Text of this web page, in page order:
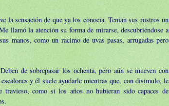
la sensación de que ya los conocía. Tenían sus rostros un
llamó la atención su forma de mirarse, descubriéndose a
manos, como un racimo de uvas pasas, arrugadas pero
de sobrepasar los ochenta, pero aún se mueven con
y él suele ayudarle mientras que, con disimulo, le
como si los años no hubieran sido capaces de